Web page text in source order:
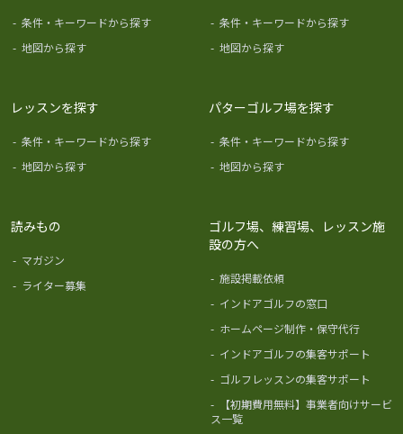
- 条件・キーワードから探す
- 地図から探す
- 条件・キーワードから探す
- 地図から探す
レッスンを探す
- 条件・キーワードから探す
- 地図から探す
パターゴルフ場を探す
- 条件・キーワードから探す
- 地図から探す
読みもの
- マガジン
- ライター募集
ゴルフ場、練習場、レッスン施
設の方へ
- 施設掲載依頼
- インドアゴルフの窓口
- ホームページ制作・保守代行
- インドアゴルフの集客サポート
- ゴルフレッスンの集客サポート
-
【初期費用無料】事業者向けサービ
ス一覧